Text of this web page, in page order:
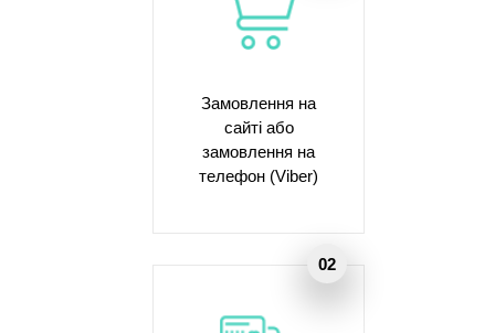
Замовлення на
сайті або
замовлення на
телефон (Viber)